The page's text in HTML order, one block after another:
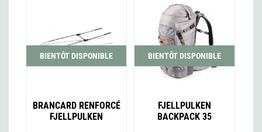
BIENTÔT DISPONIBLE
BRANCARD RENFORCÉ
FJELLPULKEN
BIENTÔT DISPONIBLE
FJELLPULKEN
BACKPACK 35